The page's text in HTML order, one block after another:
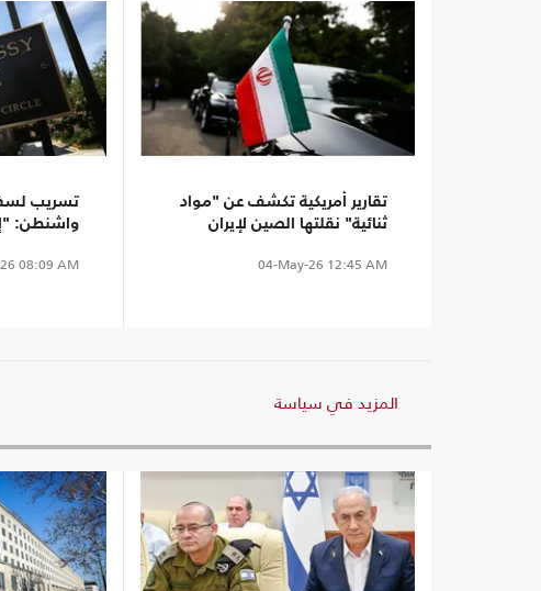
تقارير أمريكية تكشف عن "مواد
ثنائية" نقلتها الصين لإيران
04-May-26 12:45 AM
تسريب
واشنطن:
08:09 AM
المزيد في سياسة